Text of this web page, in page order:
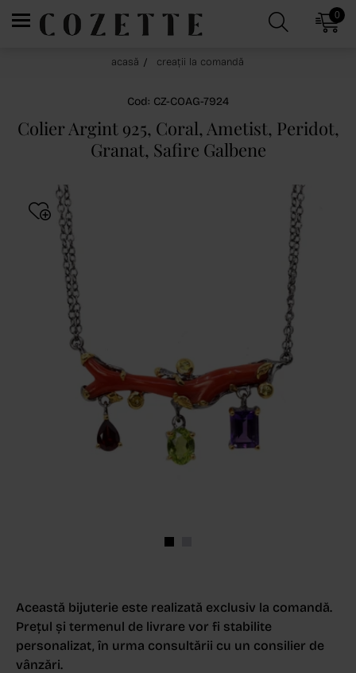
0
acasă creații la comandă
Cod: CZ-COAG-7924
Colier Argint 925, Coral, Ametist, Peridot,
Granat, Safire Galbene
Această bijuterie este realizată exclusiv la comandă.
Prețul și termenul de livrare vor fi stabilite
personalizat, în urma consultării cu un consilier de
vânzări.